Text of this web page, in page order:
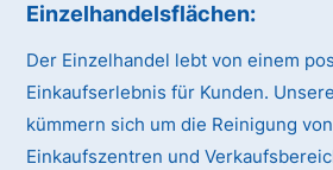
Einzelhandelsflächen:
Der Einzelhandel lebt von einem
Einkaufserlebnis für Kunden.
kümmern sich um die Reinigung
Einkaufszentren und